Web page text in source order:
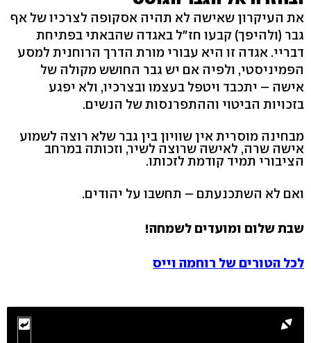
את העיקרון שאישה לא תהיה אסקופה לצרכיו של אף
גבר (ולהיפך) קבעו חז"ל באגדה שהבאתי בפתיחת
דבריי. אגדה זו היא עבורי מורת הדרך הרוחנית למסע
הפמיניסטי, ולפיה אם יש גבר החושש מקולה של
אישה – יתכבד ויטפל בעצמו ובצרכיו, ולא יפגע
בזכויות הביטוי וההתפרנסות של הנשים.
מבחינה מוסרית אין שוויון בין גבר שלא רוצה לשמוע
אישה שרה, לאישה שרוצה לשיר, וזכותה במרחב
הציבורי תמיד קודמת לזכותו.
ואם לא השתכנעתם – תחשבו על יהודים.
שבת שלום ומועדים לשמחה!
לכל הטורים של רוחמה וייס